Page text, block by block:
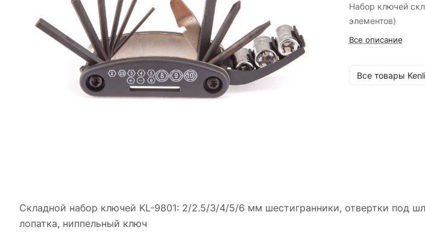
Набор ключей
элементов)
Все описание
Все товары Kenli
Складной набор ключей KL-9801: 2/2.5/3/4/5/6 мм шестигранники, отвертки под
лопатка, ниппельный ключ